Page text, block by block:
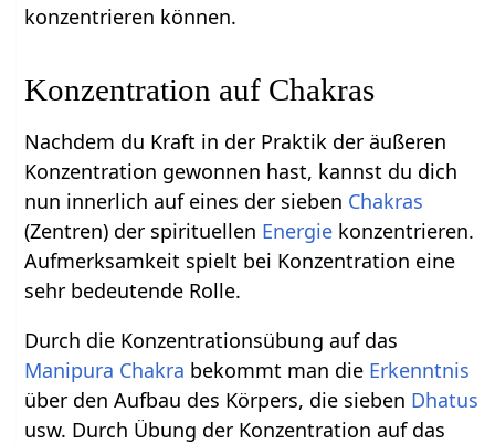
konzentrieren können.
Konzentration auf Chakras
Nachdem du Kraft in der Praktik der äußeren
Konzentration gewonnen hast, kannst du dich
nun innerlich auf eines der sieben Chakras
(Zentren) der spirituellen Energie konzentrieren.
Aufmerksamkeit spielt bei Konzentration eine
sehr bedeutende Rolle.
Durch die Konzentrationsübung auf das
Manipura Chakra bekommt man die Erkenntnis
über den Aufbau des Körpers, die sieben Dhatus
usw. Durch Übung der Konzentration auf das